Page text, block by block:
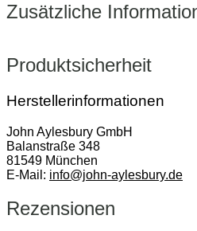
Zusätzliche
Produktsicherheit
Herstellerinformationen
John Aylesbury GmbH
Balanstraße 348
81549 München
E-Mail: info@john-aylesbury.de
Rezensionen